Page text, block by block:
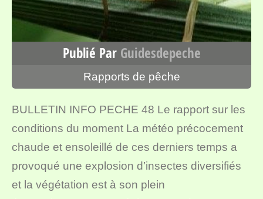
Publié Par Guidesdepeche
Rapports de pêche
BULLETIN INFO PECHE 48 Le rapport sur les
conditions du moment La météo précocement
chaude et ensoleillé de ces derniers temps a
provoqué une explosion d’insectes diversifiés
et la végétation est à son plein